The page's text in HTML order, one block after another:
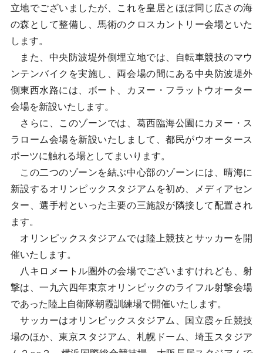
立地でございましたが、これを皇居とほぼ同じ広さの海
の森として整備し、馬術のクロスカントリー会場といた
します。
また、中央防波堤外側埋立地では、自転車競技のマウ
ンテンバイクを実施し、両会場の間にある中央防波堤外
側東西水路には、ボート、カヌー・フラットウオーター
会場を新設いたします。
さらに、このゾーンでは、葛西臨海公園にカヌー・ス
ラローム会場を新設いたしまして、都民がウオータース
ポーツに触れる場としてまいります。
この二つのゾーンを結ぶ中心部のゾーンには、晴海に
新設するオリンピックスタジアムを初め、メディアセン
ター、選手村といった主要の三施設が隣接して配置され
ます。
オリンピックスタジアムでは陸上競技とサッカーを開
催いたします。
八キロメートル圏外の会場でございますけれども、射
撃は、一九六四年東京オリンピックのライフル射撃会場
であった陸上自衛隊朝霞訓練場で開催いたします。
サッカーはオリンピックスタジアム、国立霞ヶ丘競技
場のほか、東京スタジアム、札幌ドーム、埼玉スタジア